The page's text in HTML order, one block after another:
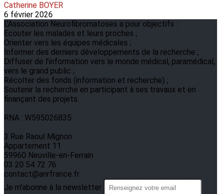
Catherine BOYER
6 février 2026
L'Association Neurofibromatoses a pour objectifs :
Ecouter les malades et leurs proches ;
Orienter vers les équipes médicales ;
Informer des derniers développements de la recherche ;
Diffuser de l’information vers le monde médical, paramédical,
vers le grand public ;
Récolter des fonds (information et recherche) ;
Soutenir la recherche en participant à ses travaux et en
finançant des projets.
RNA : W595026835
3 Rue Raoul Mignon
Appartement 11
59960 Neuville-en-Ferrain
03 20 54 72 76
contact@anrfrance.fr
Je m'abonne à la newsletter